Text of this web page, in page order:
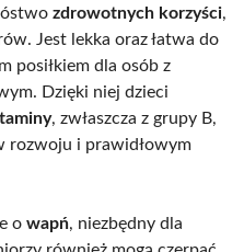
zdrowotnych korzyści,
Jest lekka oraz łatwa do
posiłkiem dla osób z
Dzięki niej dzieci
, zwłaszcza z grupy B,
rozwoju i prawidłowym
o wapń, niezbędny dla